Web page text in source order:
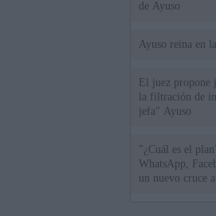
de Ayuso
Ayuso reina en
El juez propone
la filtración de
jefa" Ayuso
"¿Cuál es el
WhatsApp,
un nuevo cruce